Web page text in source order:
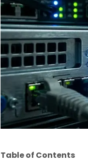
Table of Contents